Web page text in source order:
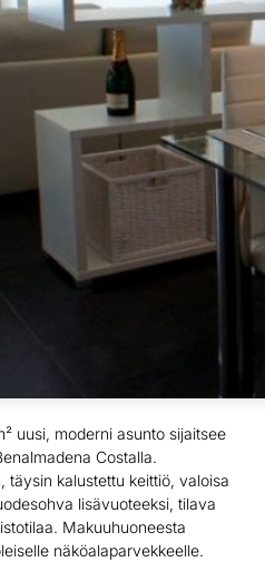
uusi, moderni asunto sijaitsee
Costalla.
täysin kalustettu keittiö, valoisa
lisävuoteeksi, tilava
Makuuhuoneesta
näköalaparvekkeelle.